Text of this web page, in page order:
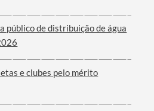
público de distribuição de água
e clubes pelo mérito